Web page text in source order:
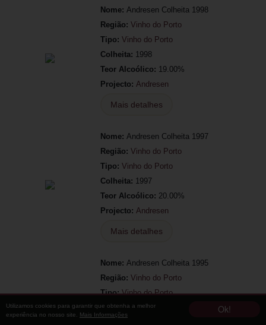
Ok!
Utilizamos cookies para garantir que obtenha a melhor
experiência no nosso site. Mais Informações
Nome: Andresen Colheita 1998
Região: Vinho do Porto
Tipo: Vinho do Porto
Colheita: 1998
Teor Alcoólico: 19.00%
Projecto: Andresen
Mais detalhes
Nome: Andresen Colheita 1997
Região: Vinho do Porto
Tipo: Vinho do Porto
Colheita: 1997
Teor Alcoólico: 20.00%
Projecto: Andresen
Mais detalhes
Nome: Andresen Colheita 1995
Região: Vinho do Porto
Tipo:Vinho do Porto
Colheita: 1995